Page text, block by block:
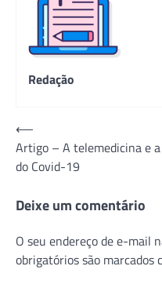
Redação
Navegação
de
Post
⟵
Artigo – A telemedicina e
do Covid-19
Deixe um comentário
O seu endereço de e-mail
obrigatórios são marcados